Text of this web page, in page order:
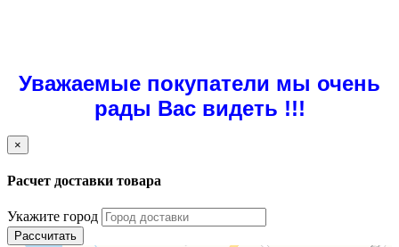
Уважаемые покупатели мы очень
рады Вас видеть !!!
×
Расчет доставки товара
Укажите город
Рассчитать